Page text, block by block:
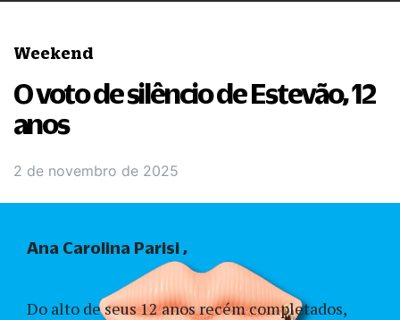
Weekend
O voto de silêncio de Estevão, 12
anos
2 de novembro de 2025
Do alto de seus 12 anos recém completados,
Ana Carolina Parisi